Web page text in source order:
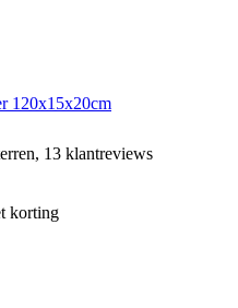
120x15x20cm
13 klantreviews
korting